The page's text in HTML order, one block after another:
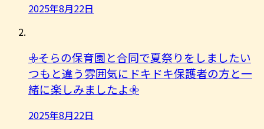
2025年8月22日
𖧷そらの保育園と合同で夏祭りをしましたい
つもと違う雰囲気にドキドキ保護者の方と一
緒に楽しみましたよ︎𖧷
2025年8月22日